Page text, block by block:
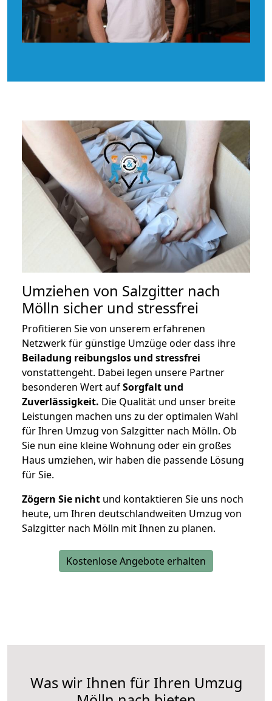
Umziehen von Salzgitter nach
Mölln sicher und stressfrei
Profitieren Sie von unserem erfahrenen
Netzwerk für günstige Umzüge oder dass ihre
Beiladung reibungslos und stressfrei
vonstattengeht. Dabei legen unsere Partner
besonderen Wert aufSorgfalt und
Zuverlässigkeit. Die Qualität und unser breite
Leistungen machen uns zu der optimalen Wahl
für Ihren Umzug von Salzgitter nach Mölln. Ob
Sie nun eine kleine Wohnung oder ein großes
Haus umziehen, wir haben die passende Lösung
für Sie.
Zögern Sie nicht und kontaktieren Sie uns noch
heute, um Ihren deutschlandweiten Umzug von
Salzgitter nach Mölln mit Ihnen zu planen.
Kostenlose Angebote erhalten
Was wir Ihnen für Ihren Umzug